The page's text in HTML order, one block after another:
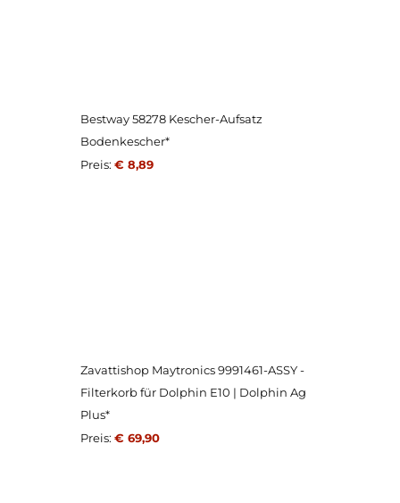
Bestway 58278 Kescher-Aufsatz
Bodenkescher*
Preis: € 8,89
Zavattishop Maytronics 9991461-ASSY -
Filterkorb für Dolphin E10 | Dolphin Ag
Plus*
Preis: € 69,90